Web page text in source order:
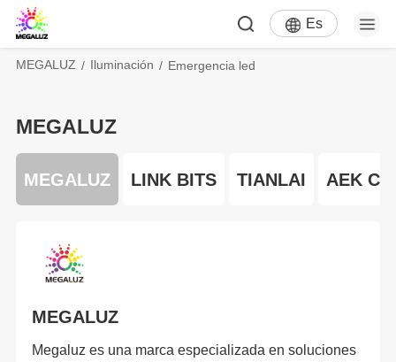
Es
MEGALUZ Iluminación Emergencia led
MEGALUZ
MEGALUZ LINK BITS TIANLAI AEK
MEGALUZ
Megaluz es una marca especializada en soluciones